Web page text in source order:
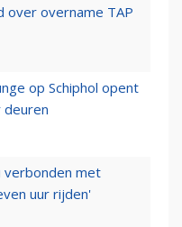
over overname TAP
op Schiphol opent
deuren
verbonden met
uur rijden'